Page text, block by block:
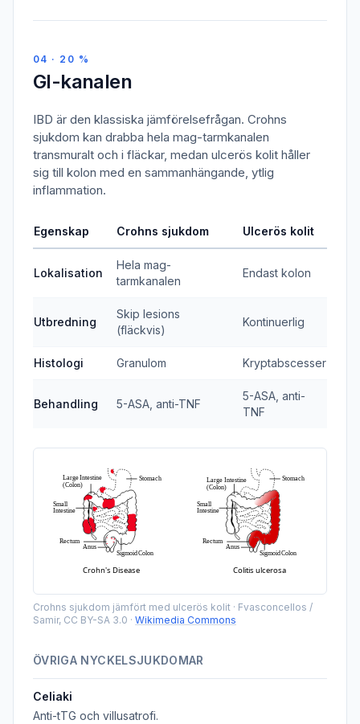
04 · 20 %
GI-kanalen
IBD är den klassiska jämförelsefrågan. Crohns
sjukdom kan drabba hela mag-tarmkanalen
transmuralt och i fläckar, medan ulcerös kolit håller
sig till kolon med en sammanhängande, ytlig
inflammation.
Egenskap Crohns sjukdom Ulcerös kolit
Lokalisation
Hela mag-
tarmkanalen
Endast kolon
Utbredning
Skip lesions
(fläckvis)
Kontinuerlig
Histologi Granulom Kryptabscesser
Behandling 5-ASA, anti-TNF
5-ASA, anti-
TNF
Crohns sjukdom jämfört med ulcerös kolit · Fvasconcellos /
Samir, CC BY-SA 3.0 · Wikimedia Commons
ÖVRIGA NYCKELSJUKDOMAR
Celiaki
Anti-tTG och villusatrofi.